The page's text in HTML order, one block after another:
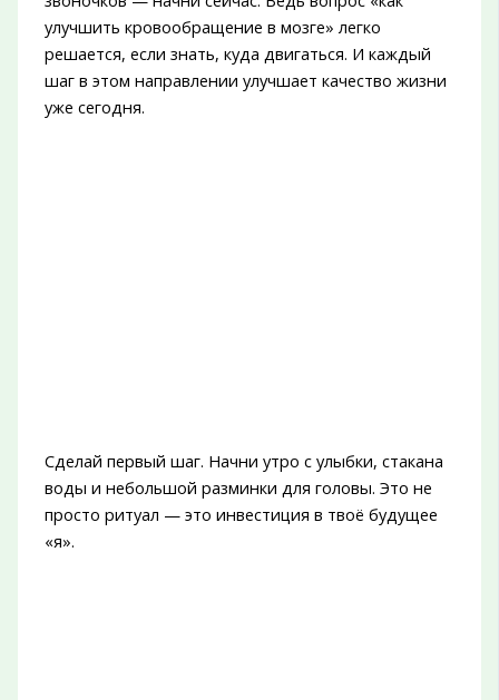
улучшить кровообращение в мозге» легко
решается, если знать, куда двигаться. И каждый
шаг в этом направлении улучшает качество жизни
уже сегодня.
Сделай первый шаг. Начни утро с улыбки, стакана
воды и небольшой разминки для головы. Это не
просто ритуал — это инвестиция в твоё будущее
«я».